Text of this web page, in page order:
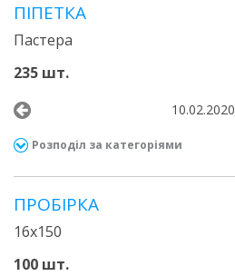
ПІПЕТКА
Пастера
235 шт.
10.02.2020
Розподіл за категоріями
ПРОБІРКА
16х150
100 шт.